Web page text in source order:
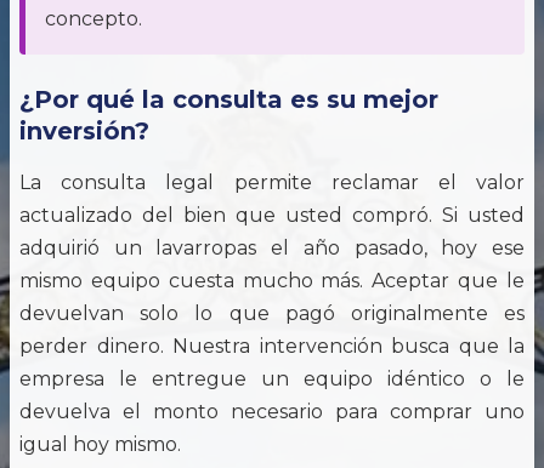
concepto.
¿Por qué la consulta es su mejor
inversión?
La consulta legal permite reclamar el valor
actualizado del bien que usted compró. Si usted
adquirió un lavarropas el año pasado, hoy ese
mismo equipo cuesta mucho más. Aceptar que le
devuelvan solo lo que pagó originalmente es
perder dinero. Nuestra intervención busca que la
empresa le entregue un equipo idéntico o le
devuelva el monto necesario para comprar uno
igual hoy mismo.